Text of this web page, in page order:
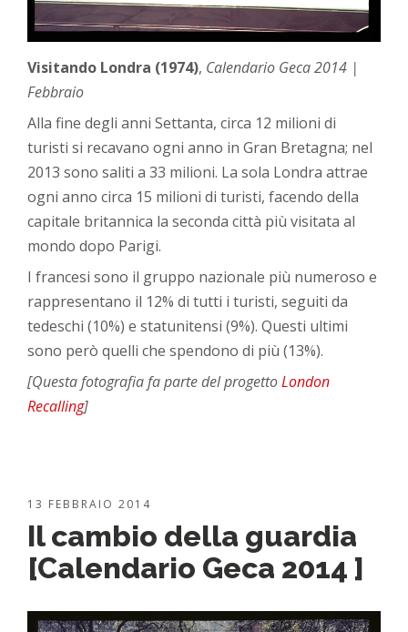
Visitando Londra (1974), Calendario Geca 2014 |
Febbraio
Alla fine degli anni Settanta, circa 12 milioni di
turisti si recavano ogni anno in Gran Bretagna; nel
2013 sono saliti a 33 milioni. La sola Londra attrae
ogni anno circa 15 milioni di turisti, facendo della
capitale britannica la seconda città più visitata al
mondo dopo Parigi.
I francesi sono il gruppo nazionale più numeroso e
rappresentano il 12% di tutti i turisti, seguiti da
tedeschi (10%) e statunitensi (9%). Questi ultimi
sono però quelli che spendono di più (13%).
[Questa fotografia fa parte del progettoLondon
Recalling]
13 FEBBRAIO 2014
Il cambio della guardia
[Calendario Geca 2014 ]